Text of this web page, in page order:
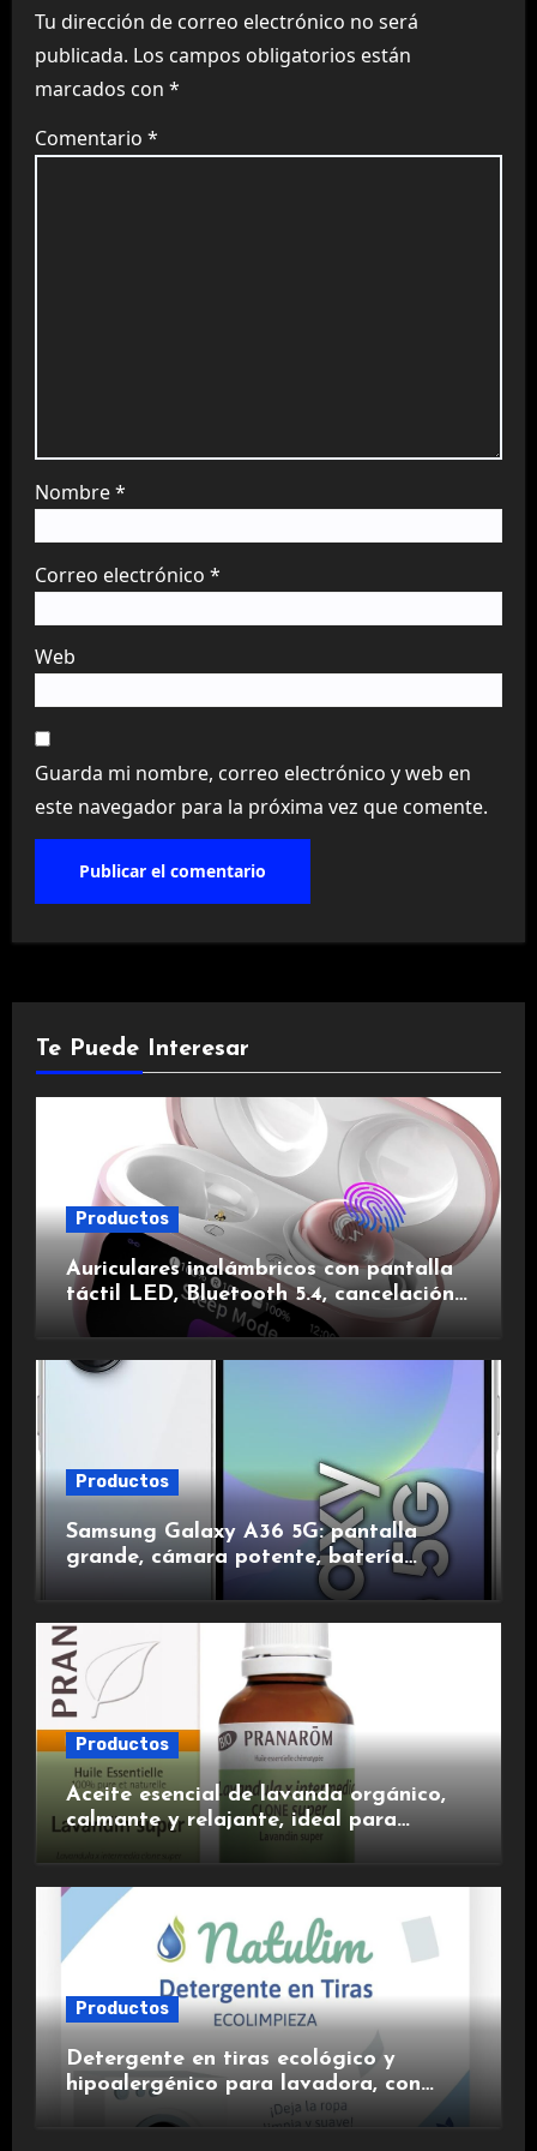
Tu dirección de correo electrónico no será
publicada. Los campos obligatorios están
marcados con *
Comentario *
Nombre*
Correo electrónico *
Web
Guarda mi nombre, correo electrónico y web en
este navegador para la próxima vez que comente.
Te Puede Interesar
Productos
Auriculares inalámbricos con pantalla
táctil LED, Bluetooth 5.4, cancelación
de ruido, impermeables y de larga
duración.
Productos
Samsung Galaxy A36 5G: pantalla
grande, cámara potente, batería
duradera y carga rápida para una
Productos
Aceite esencial de lavanda orgánico,
calmante y relajante, ideal para
Productos
Detergente en tiras ecológico y
hipoalergénico para lavadora, con
suavizante incluido y fragancia de
lavanda.